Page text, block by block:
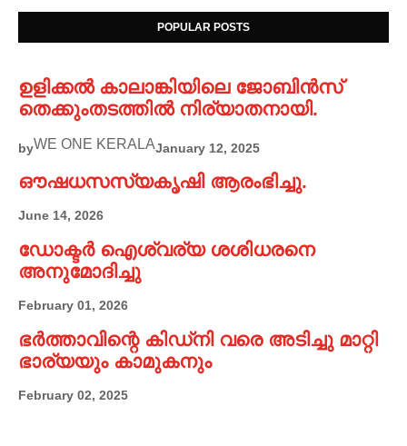
POPULAR POSTS
ഉളിക്കൽ കാലാങ്കിയിലെ ജോബിൻസ്
തെക്കുംതടത്തിൽ നിര്യാതനായി.
byWE ONE KERALAJanuary 12, 2025
ഔഷധസസ്യകൃഷി ആരംഭിച്ചു.
June 14, 2026
ഡോക്ടർ ഐശ്വര്യ ശശിധരനെ
അനുമോദിച്ചു
February 01, 2026
ഭർത്താവിന്റെ കിഡ്നി വരെ അടിച്ചു മാറ്റി
ഭാര്യയും കാമുകനും
February 02, 2025